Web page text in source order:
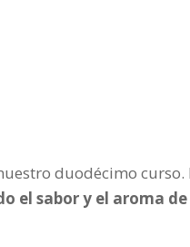
duodécimo
el sabor y el aroma